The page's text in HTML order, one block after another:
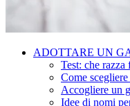
ADOTTARE UN
Test: che razza
Come
Accogliere un
Idee di nomi